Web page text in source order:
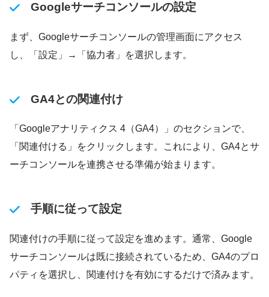
Googleサーチコンソールの設定
まず、Googleサーチコンソールの管理画面にアクセス
し、「設定」→「協力者」を選択します。
GA4との関連付け
「Googleアナリティクス 4（GA4）」のセクションで、
「関連付ける」をクリックします。これにより、GA4とサ
ーチコンソールを連携させる準備が始まります。
手順に従って設定
関連付けの手順に従って設定を進めます。通常、Google
サーチコンソールは既に接続されているため、GA4のプロ
パティを選択し、関連付けを有効にするだけで済みます。